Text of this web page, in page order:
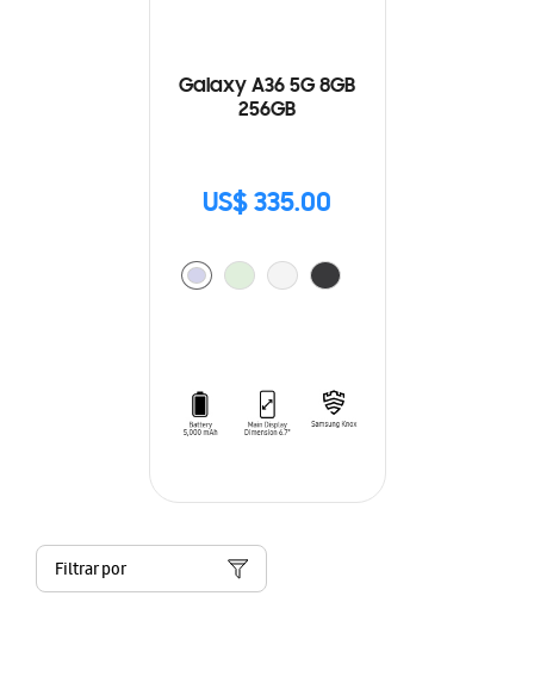
Galaxy A36 5G 8GB
256GB
US$ 335.00
Filtrar por